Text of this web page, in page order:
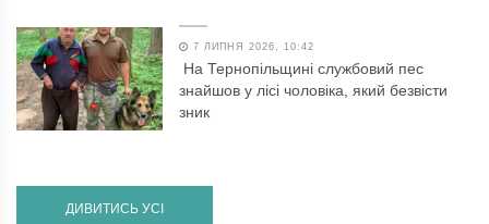
7 ЛИПНЯ 2026, 10:42
На Тернопільщині службовий пес
знайшов у лісі чоловіка, який безвісти
зник
ДИВИТИСЬ УСІ